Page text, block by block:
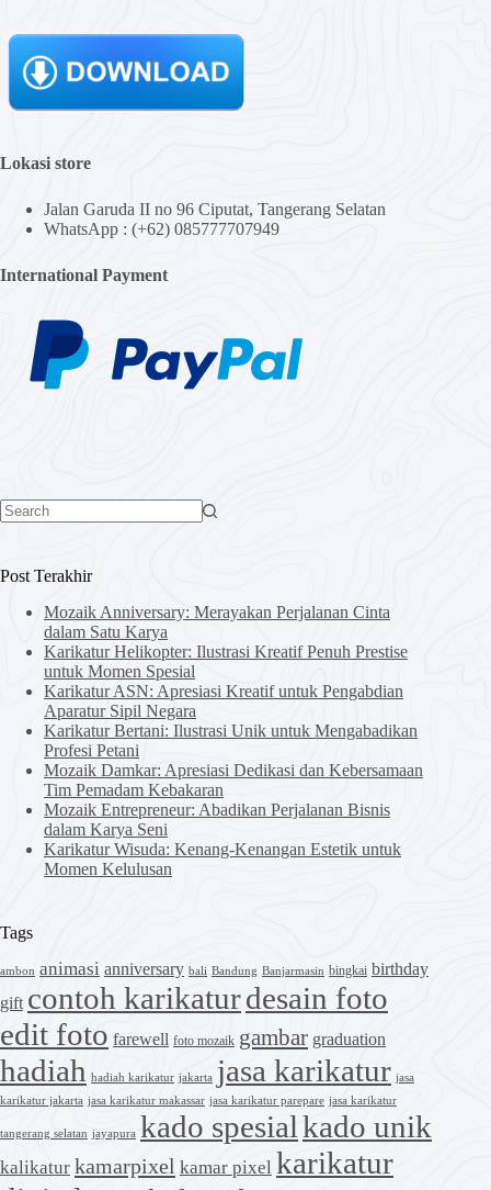
Lokasi store
Jalan Garuda II no 96 Ciputat, Tangerang Selatan
WhatsApp : (+62) 085777707949
International Payment
Post Terakhir
Mozaik Anniversary: Merayakan Perjalanan Cinta
dalam Satu Karya
Karikatur Helikopter: Ilustrasi Kreatif Penuh Prestise
untuk Momen Spesial
Karikatur ASN: Apresiasi Kreatif untuk Pengabdian
Aparatur Sipil Negara
Karikatur Bertani: Ilustrasi Unik untuk Mengabadikan
Profesi Petani
Mozaik Damkar: Apresiasi Dedikasi dan Kebersamaan
Tim Pemadam Kebakaran
Mozaik Entrepreneur: Abadikan Perjalanan Bisnis
dalam Karya Seni
Karikatur Wisuda: Kenang-Kenangan Estetik untuk
Momen Kelulusan
Tags
ambon animasi anniversary bali Bandung Banjarmasin bingkai birthday
gift contoh karikaturdesain foto
edit foto farewell foto mozaik gambar graduation
hadiah hadiah karikatur jakarta jasa karikatur jasa
karikatur jakarta jasa karikatur makassar jasa karikatur parepare jasa karikatur
tangerang selatan jayapura kado spesialkado unik
kalikatur kamarpixel kamar pixel karikatur